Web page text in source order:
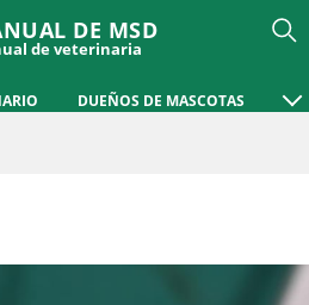
DE MSD
de veterinaria
DUEÑOS DE MASCOTAS